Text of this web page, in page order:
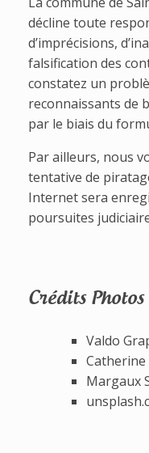
décline toute
d’imprécisions,
falsification des
constatez un
reconnaissants de
par le biais du
Par ailleurs, nous
tentative de
Internet sera
poursuites
Crédits Photos
Valdo
Catherine
Margaux